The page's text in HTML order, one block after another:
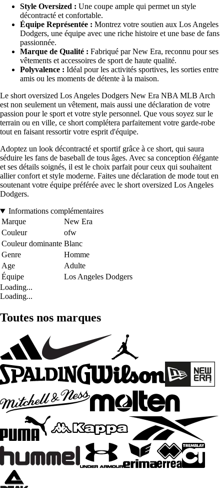
Style Oversized : Une coupe ample qui permet un style
décontracté et confortable.
Équipe Représentée : Montrez votre soutien aux Los Angeles
Dodgers, une équipe avec une riche histoire et une base de fans
passionnée.
Marque de Qualité : Fabriqué par New Era, reconnu pour ses
vêtements et accessoires de sport de haute qualité.
Polyvalence : Idéal pour les activités sportives, les sorties entre
amis ou les moments de détente à la maison.
Le short oversized Los Angeles Dodgers New Era NBA MLB Arch
est non seulement un vêtement, mais aussi une déclaration de votre
passion pour le sport et votre style personnel. Que vous soyez sur le
terrain ou en ville, ce short complétera parfaitement votre garde-robe
tout en faisant ressortir votre esprit d'équipe.
Adoptez un look décontracté et sportif grâce à ce short, qui saura
séduire les fans de baseball de tous âges. Avec sa conception élégante
et ses détails soignés, il est le choix parfait pour ceux qui souhaitent
allier confort et style moderne. Faites une déclaration de mode tout en
soutenant votre équipe préférée avec le short oversized Los Angeles
Dodgers.
Informations complémentaires
Marque
New Era
Couleur
ofw
Couleur dominante Blanc
Genre
Homme
Age
Adulte
Équipe
Los Angeles Dodgers
Loading...
Loading...
Toutes nos marques